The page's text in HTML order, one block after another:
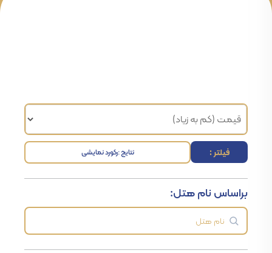
فیلتر : نتایج :رکورد نمایشی
براساس نام هتل: